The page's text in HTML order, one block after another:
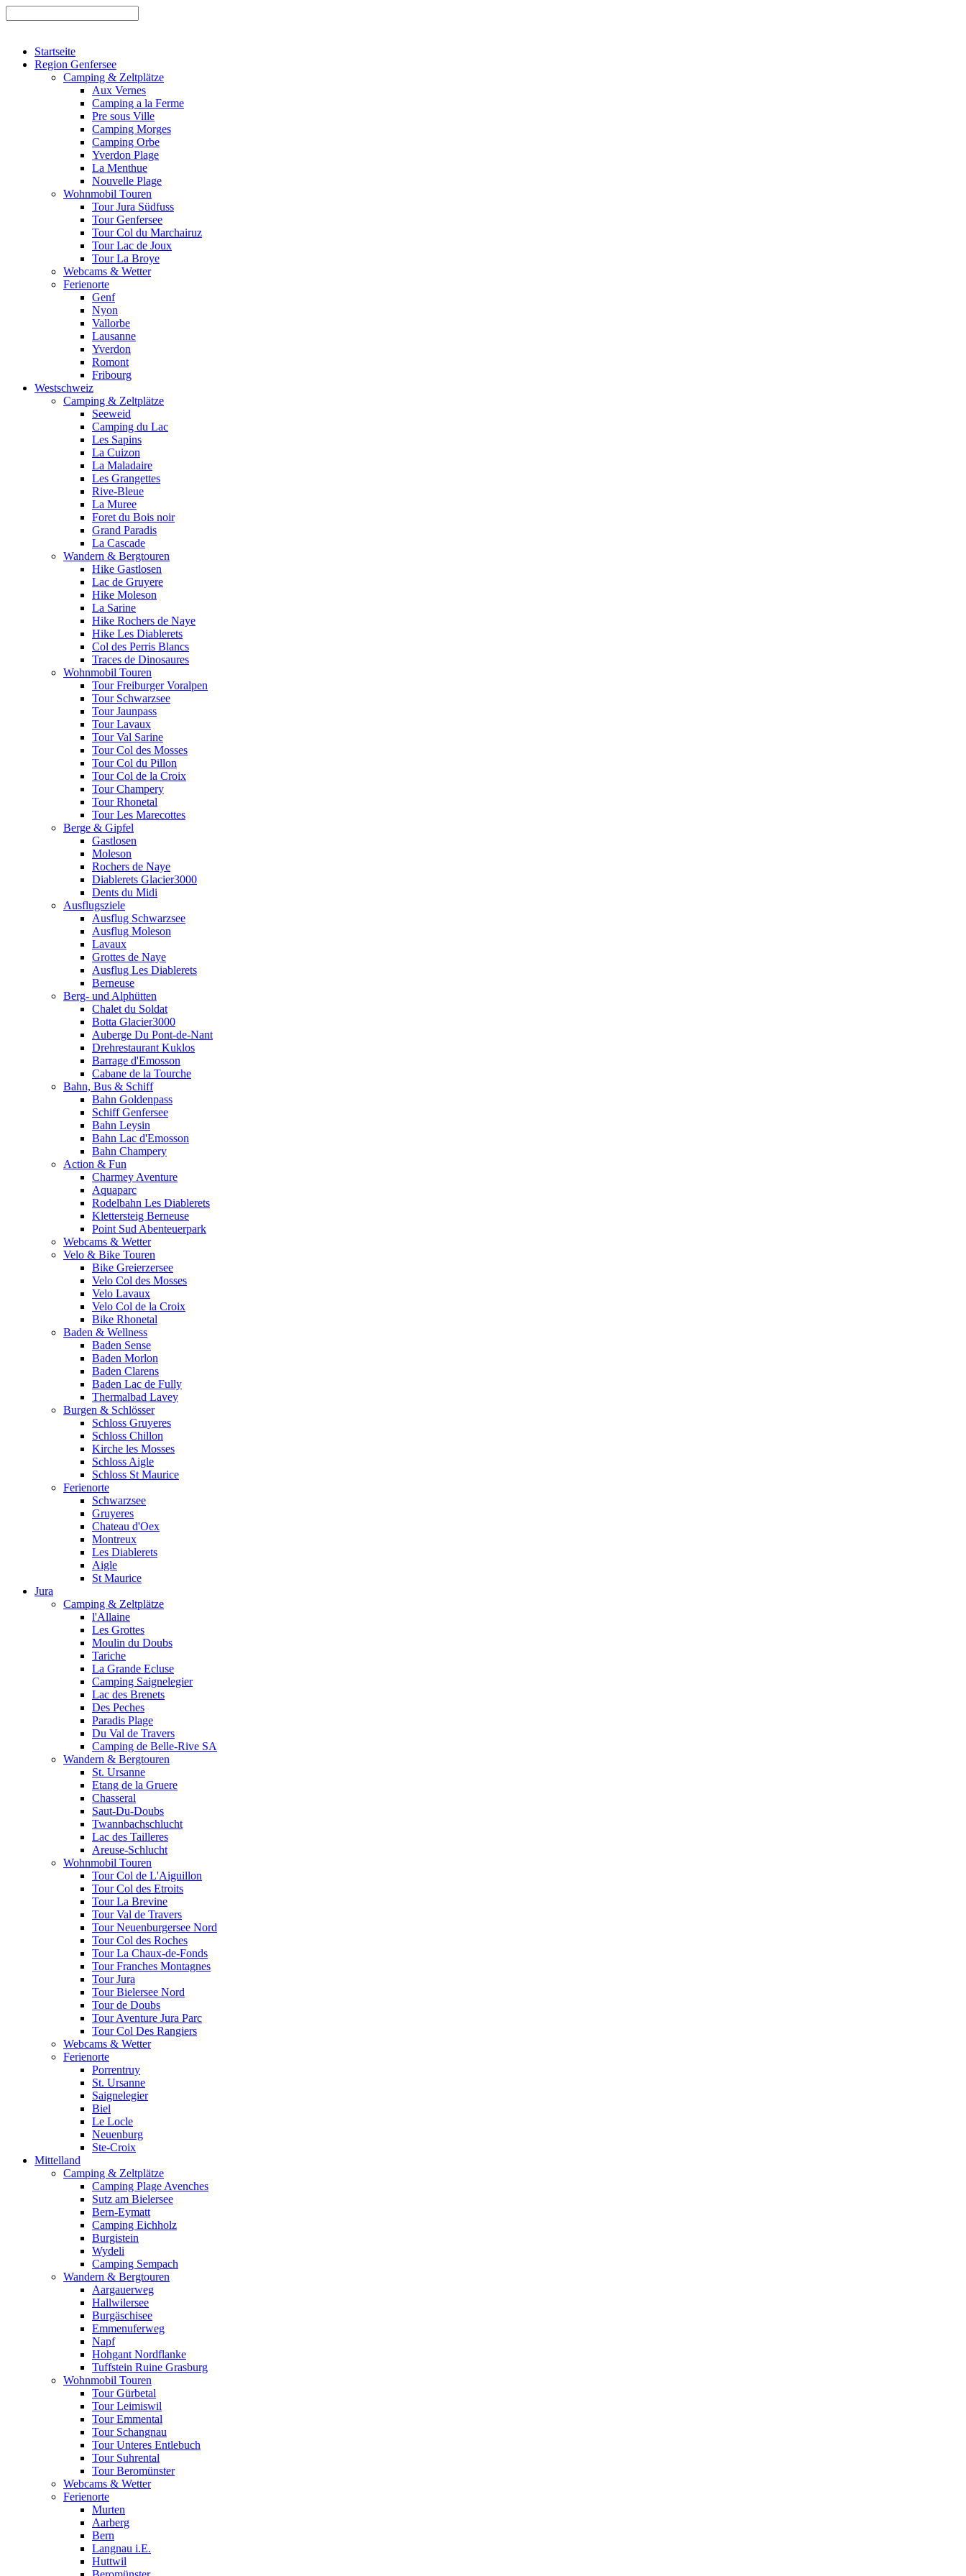
Startseite
Region Genfersee
Camping & Zeltplätze
Aux Vernes
Camping a la Ferme
Pre sous Ville
Camping Morges
Camping Orbe
Yverdon Plage
La Menthue
Nouvelle Plage
Wohnmobil Touren
Tour Jura Südfuss
Tour Genfersee
Tour Col du Marchairuz
Tour Lac de Joux
Tour La Broye
Webcams & Wetter
Ferienorte
Genf
Nyon
Vallorbe
Lausanne
Yverdon
Romont
Fribourg
Westschweiz
Camping & Zeltplätze
Seeweid
Camping du Lac
Les Sapins
La Cuizon
La Maladaire
Les Grangettes
Rive-Bleue
La Muree
Foret du Bois noir
Grand Paradis
La Cascade
Wandern & Bergtouren
Hike Gastlosen
Lac de Gruyere
Hike Moleson
La Sarine
Hike Rochers de Naye
Hike Les Diablerets
Col des Perris Blancs
Traces de Dinosaures
Wohnmobil Touren
Tour Freiburger Voralpen
Tour Schwarzsee
Tour Jaunpass
Tour Lavaux
Tour Val Sarine
Tour Col des Mosses
Tour Col du Pillon
Tour Col de la Croix
Tour Champery
Tour Rhonetal
Tour Les Marecottes
Berge & Gipfel
Gastlosen
Moleson
Rochers de Naye
Diablerets Glacier3000
Dents du Midi
Ausflugsziele
Ausflug Schwarzsee
Ausflug Moleson
Lavaux
Grottes de Naye
Ausflug Les Diablerets
Berneuse
Berg- und Alphütten
Chalet du Soldat
Botta Glacier3000
Auberge Du Pont-de-Nant
Drehrestaurant Kuklos
Barrage d'Emosson
Cabane de la Tourche
Bahn, Bus & Schiff
Bahn Goldenpass
Schiff Genfersee
Bahn Leysin
Bahn Lac d'Emosson
Bahn Champery
Action & Fun
Charmey Aventure
Aquaparc
Rodelbahn Les Diablerets
Klettersteig Berneuse
Point Sud Abenteuerpark
Webcams & Wetter
Velo & Bike Touren
Bike Greierzersee
Velo Col des Mosses
Velo Lavaux
Velo Col de la Croix
Bike Rhonetal
Baden & Wellness
Baden Sense
Baden Morlon
Baden Clarens
Baden Lac de Fully
Thermalbad Lavey
Burgen & Schlösser
Schloss Gruyeres
Schloss Chillon
Kirche les Mosses
Schloss Aigle
Schloss St Maurice
Ferienorte
Schwarzsee
Gruyeres
Chateau d'Oex
Montreux
Les Diablerets
Aigle
St Maurice
Jura
Camping & Zeltplätze
l'Allaine
Les Grottes
Moulin du Doubs
Tariche
La Grande Ecluse
Camping Saignelegier
Lac des Brenets
Des Peches
Paradis Plage
Du Val de Travers
Camping de Belle-Rive SA
Wandern & Bergtouren
St. Ursanne
Etang de la Gruere
Chasseral
Saut-Du-Doubs
Twannbachschlucht
Lac des Tailleres
Areuse-Schlucht
Wohnmobil Touren
Tour Col de L'Aiguillon
Tour Col des Etroits
Tour La Brevine
Tour Val de Travers
Tour Neuenburgersee Nord
Tour Col des Roches
Tour La Chaux-de-Fonds
Tour Franches Montagnes
Tour Jura
Tour Bielersee Nord
Tour de Doubs
Tour Aventure Jura Parc
Tour Col Des Rangiers
Webcams & Wetter
Ferienorte
Porrentruy
St. Ursanne
Saignelegier
Biel
Le Locle
Neuenburg
Ste-Croix
Mittelland
Camping & Zeltplätze
Camping Plage Avenches
Sutz am Bielersee
Bern-Eymatt
Camping Eichholz
Burgistein
Wydeli
Camping Sempach
Wandern & Bergtouren
Aargauerweg
Hallwilersee
Burgäschisee
Emmenuferweg
Napf
Hohgant Nordflanke
Tuffstein Ruine Grasburg
Wohnmobil Touren
Tour Gürbetal
Tour Leimiswil
Tour Emmental
Tour Schangnau
Tour Unteres Entlebuch
Tour Suhrental
Tour Beromünster
Webcams & Wetter
Ferienorte
Murten
Aarberg
Bern
Langnau i.E.
Huttwil